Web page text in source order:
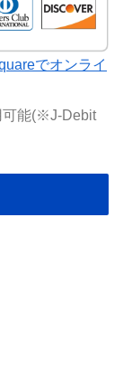
でオンライ
可能(※J-Debit